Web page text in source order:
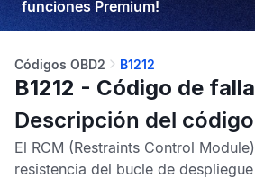
funciones Premium!
Códigos OBD2 B1212
B1212 - Código de
Descripción del código
El RCM (Restraints Control
resistencia del bucle de